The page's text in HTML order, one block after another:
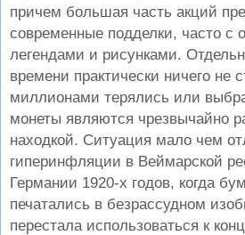
причем большая часть акций
современные подделки, часто с
легендами и рисунками.
времени практически ничего не
миллионами терялись или
монеты являются чрезвычайно
находкой. Ситуация мало чем
гиперинфляции в Веймарской
Германии 1920-х годов, когда
печатались в безрассудном
перестала использоваться к